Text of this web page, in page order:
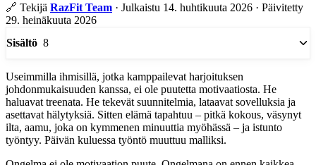
🔗 Tekijä RazFit Team · Julkaistu 14. huhtikuuta 2026 · Päivitetty
29. heinäkuuta 2026
Sisältö 8
Useimmilla ihmisillä, jotka kamppailevat harjoituksen
johdonmukaisuuden kanssa, ei ole puutetta motivaatiosta. He
haluavat treenata. He tekevät suunnitelmia, lataavat sovelluksia ja
asettavat hälytyksiä. Sitten elämä tapahtuu – pitkä kokous, väsynyt
ilta, aamu, joka on kymmenen minuuttia myöhässä – ja istunto
työntyy. Päivän kuluessa työntö muuttuu malliksi.